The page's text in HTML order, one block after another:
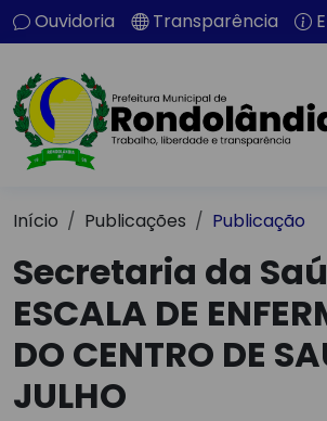
Ouvidoria Transparência
Início Publicações Publicação
Secretaria da
ESCALA DE
DO CENTRO DE
JULHO